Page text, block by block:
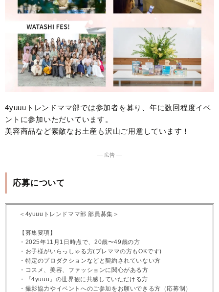
4yuuuトレンドママ部では参加者を募り、年に数回程度イベ
ントに参加いただいています。
美容商品など素敵なお土産も沢山ご用意しています！
― 広告 ―
応募について
＜4yuuuトレンドママ部 部員募集＞
【募集要項】
・2025年11月1日時点で、20歳〜49歳の方
・お子様がいらっしゃる方(プレママの方もOKです)
・特定のプロダクションなどと契約されていない方
・コスメ、美容、ファッションに関心がある方
・『4yuuu』の世界観に共感していただける方
・撮影協力やイベントへのご参加をお願いできる方（応募制）